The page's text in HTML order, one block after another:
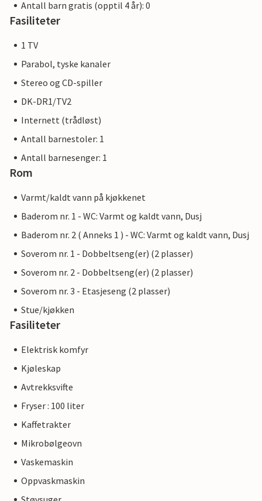
Antall barn gratis (opptil 4 år): 0
Fasiliteter
1 TV
Parabol, tyske kanaler
Stereo og CD-spiller
DK-DR1/TV2
Internett (trådløst)
Antall barnestoler: 1
Antall barnesenger: 1
Rom
Varmt/kaldt vann på kjøkkenet
Baderom nr. 1 - WC: Varmt og kaldt vann, Dusj
Baderom nr. 2 ( Anneks 1 ) - WC: Varmt og kaldt vann, Dusj
Soverom nr. 1 - Dobbeltseng(er) (2 plasser)
Soverom nr. 2 - Dobbeltseng(er) (2 plasser)
Soverom nr. 3 - Etasjeseng (2 plasser)
Stue/kjøkken
Fasiliteter
Elektrisk komfyr
Kjøleskap
Avtrekksvifte
Fryser : 100 liter
Kaffetrakter
Mikrobølgeovn
Vaskemaskin
Oppvaskmaskin